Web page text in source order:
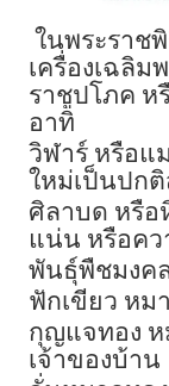
ในพระราช
เครื่องเฉลิม
ราชูปโภค ห
อาทิ
วิฬาร์ หรือแ
ใหม่เป็นปก
ศิลาบด หรือ
แน่น หรือคว
พันธุ์พืชมงคล
ฟักเขียว หม
กุญแจทอง ห
เจ้าของบ้าน